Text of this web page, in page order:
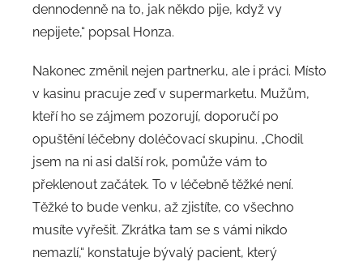
dennodenně na to, jak někdo pije, když vy
nepijete,“ popsal Honza.
Nakonec změnil nejen partnerku, ale i práci. Místo
v kasinu pracuje zeď v supermarketu. Mužům,
kteří ho se zájmem pozorují, doporučí po
opuštění léčebny doléčovací skupinu. „Chodil
jsem na ni asi další rok, pomůže vám to
překlenout začátek. To v léčebně těžké není.
Těžké to bude venku, až zjistíte, co všechno
musíte vyřešit. Zkrátka tam se s vámi nikdo
nemazlí,“ konstatuje bývalý pacient, který